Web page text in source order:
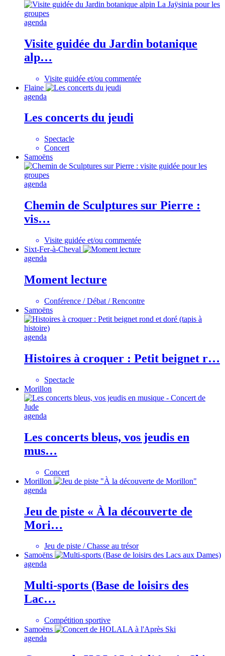
agenda
Visite guidée du Jardin botanique
alp…
Visite guidée et/ou commentée
Flaine
agenda
Les concerts du jeudi
Spectacle
Concert
Samoëns
agenda
Chemin de Sculptures sur Pierre :
vis…
Visite guidée et/ou commentée
Sixt-Fer-à-Cheval
agenda
Moment lecture
Conférence / Débat / Rencontre
Samoëns
agenda
Histoires à croquer : Petit beignet r…
Spectacle
Morillon
agenda
Les concerts bleus, vos jeudis en
mus…
Concert
Morillon
agenda
Jeu de piste « À la découverte de
Mori…
Jeu de piste / Chasse au trésor
Samoëns
agenda
Multi-sports (Base de loisirs des
Lac…
Compétition sportive
Samoëns
agenda